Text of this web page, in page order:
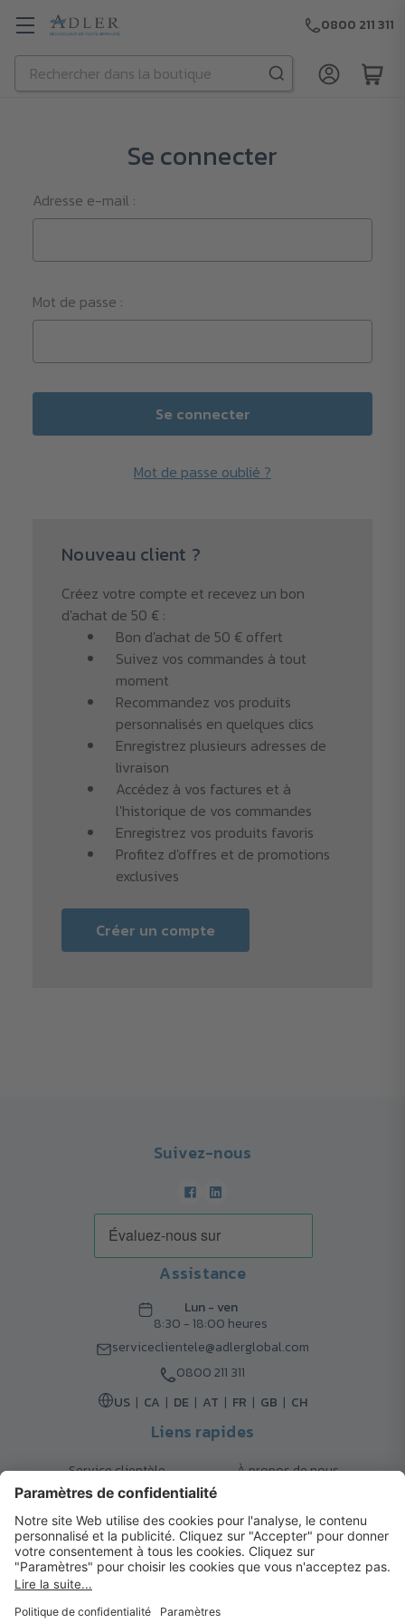
Rechercher
0800 211 311
Se connecter
Adresse e-mail :
Mot de passe :
Mot de passe oublié ?
Nouveau client ?
Créez votre compte et recevez un bon
d'achat de 50 € :
Bon d'achat de 50 € offert
Suivez vos commandes à tout
moment
Recommandez vos produits
personnalisés en quelques clics
Enregistrez plusieurs adresses de
livraison
Accédez à vos factures et à
l'historique de vos commandes
Enregistrez vos produits favoris
Profitez d'offres et de promotions
exclusives
Créer un compte
Suivez-nous
Assistance
Lun - ven
8:30 - 18:00 heures
serviceclientele@adlerglobal.com
0800 211 311
US
CA DE AT FR GB CH
Liens rapides
Service clientèle
À propos de nous
Retours
Contact
FAQ
Garanties
Mode de paiement
Magazine
Mentions légales